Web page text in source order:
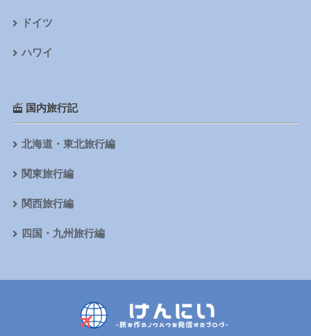
ドイツ
ハワイ
国内旅行記
北海道・東北旅行編
関東旅行編
関西旅行編
四国・九州旅行編